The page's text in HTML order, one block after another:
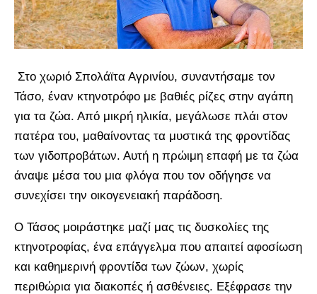
Στο χωριό Σπολάϊτα Αγρινίου, συναντήσαμε τον
Τάσο, έναν κτηνοτρόφο με βαθιές ρίζες στην αγάπη
για τα ζώα. Από μικρή ηλικία, μεγάλωσε πλάι στον
πατέρα του, μαθαίνοντας τα μυστικά της φροντίδας
των γιδοπροβάτων. Αυτή η πρώιμη επαφή με τα ζώα
άναψε μέσα του μια φλόγα που τον οδήγησε να
συνεχίσει την οικογενειακή παράδοση.
Ο Τάσος μοιράστηκε μαζί μας τις δυσκολίες της
κτηνοτροφίας, ένα επάγγελμα που απαιτεί αφοσίωση
και καθημερινή φροντίδα των ζώων, χωρίς
περιθώρια για διακοπές ή ασθένειες. Εξέφρασε την